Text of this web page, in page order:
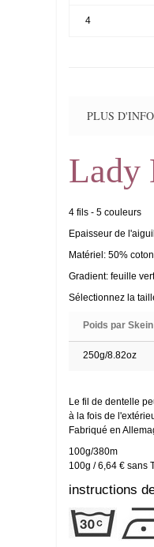
4
PLUS D'INFO
Lady
4 fils - 5 couleurs
Epaisseur de
Matériel: 50%
Gradient: feuille
Sélectionnez la
Poids par Skein
250g/8.82oz
Le fil de dentelle
à la fois de
Fabriqué en
100g/380m
100g / 6,64 € sans
instructions